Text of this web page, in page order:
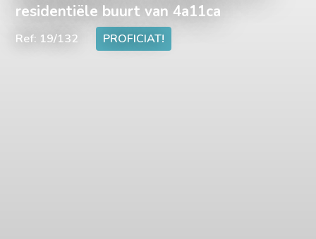
residentiële buurt van 4a11ca
Ref: 19/132 PROFICIAT!